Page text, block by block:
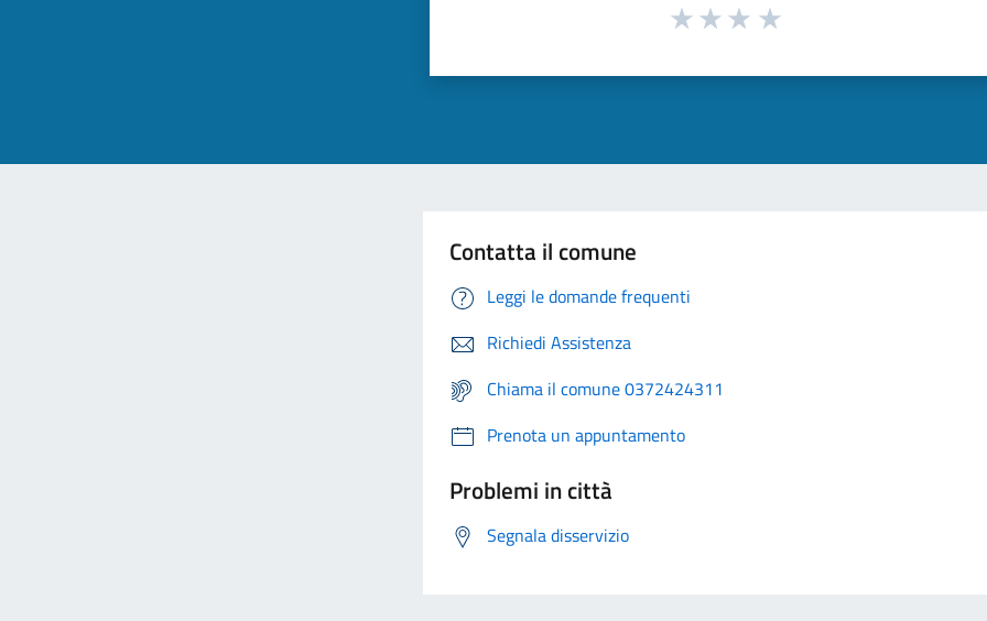
Contatta il comune
Leggi le domande frequenti
Richiedi Assistenza
Chiama il comune 0372424311
Prenota un appuntamento
Problemi in città
Segnala disservizio